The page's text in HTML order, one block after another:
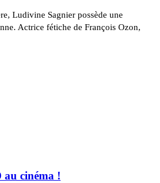
Ludivine Sagnier possède une
Actrice fétiche de François Ozon,
au cinéma !